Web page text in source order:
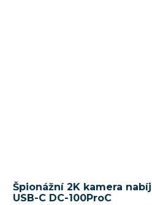
Špionážní 2K kamera
USB-C DC-100ProC